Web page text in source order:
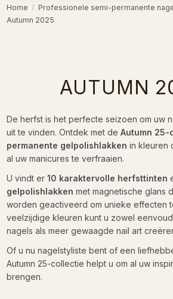
Home
Professionele semi-permanente
Autumn 2025
AUTUMN
De herfst is het perfecte seizoen om uw
uit te vinden. Ontdek met de Autumn
permanente gelpolishlakken in kleuren
al uw manicures te verfraaien.
U vindt er 10 karaktervolle herfsttinten
gelpolishlakken met magnetische glans
worden geactiveerd om unieke effecten
veelzijdige kleuren kunt u zowel
nagels als meer gewaagde nail art
Of u nu nagelstyliste bent of een
Autumn 25-collectie helpt u om al uw
brengen.